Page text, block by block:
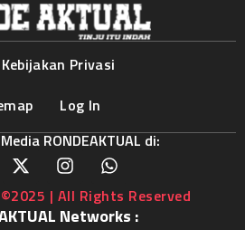
Kebijakan Privasi
Log In
RONDEAKTUAL di:
©2025 | All Rights Reserved
Networks :